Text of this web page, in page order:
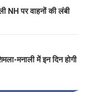
NH पर वाहनों की लंबी
मनाली में इन दिन होगी